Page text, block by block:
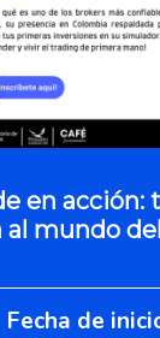
en acción:
al mundo
Fecha de